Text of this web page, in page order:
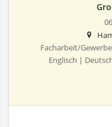
Facharbeit/
Englisch |